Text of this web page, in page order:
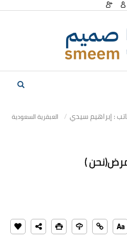
: إبراهيم سيدي
العبقرية السعودية
)